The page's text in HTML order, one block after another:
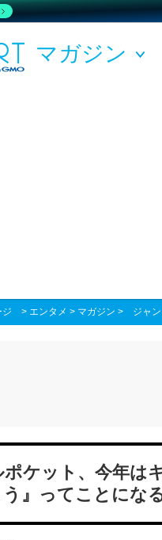
マガジン
ジ > エンタメ > マガジン > ジャ
ポケット、今年
』ってことにな